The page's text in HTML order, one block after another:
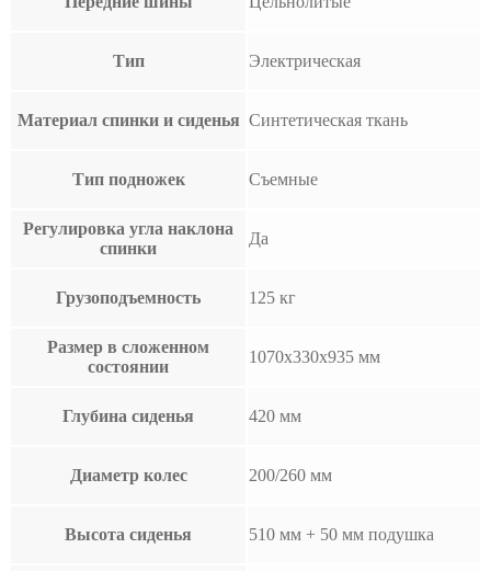
Тип Электрическая
Материал спинки и сиденья Синтетическая ткань
Тип подножек Съемные
Регулировка угла наклона
спинки
Да
Грузоподъемность 125 кг
Размер в сложенном
состоянии
1070x330x935 мм
Глубина сиденья 420 мм
Диаметр колес 200/260 мм
Высота сиденья 510 мм + 50 мм подушка